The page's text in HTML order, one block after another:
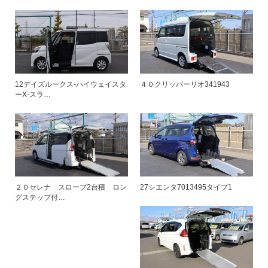
12デイズルークス-ハイウェイスタ
ーX-スラ…
４０クリッパーリオ341943
２０セレナ スロープ2台積 ロン
グステップ付…
27シエンタ7013495タイプ1